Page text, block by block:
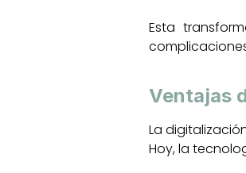
Esta
Ventajas
La
Hoy, la